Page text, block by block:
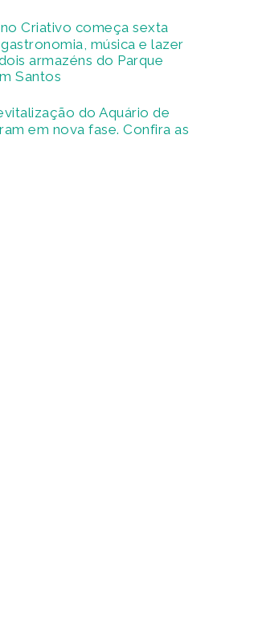
Criativo começa sexta
música e lazer
armazéns do Parque
Santos
do Aquário de
em nova fase. Confira as